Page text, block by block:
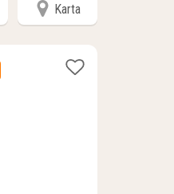
Karta